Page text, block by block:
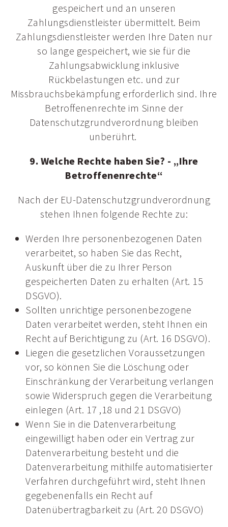
gespeichert und an unseren
Zahlungsdienstleister übermittelt. Beim
Zahlungsdienstleister werden Ihre Daten nur
so lange gespeichert, wie sie für die
Zahlungsabwicklung inklusive
Rückbelastungen etc. und zur
Missbrauchsbekämpfung erforderlich sind. Ihre
Betroffenenrechte im Sinne der
Datenschutzgrundverordnung bleiben
unberührt.
9. Welche Rechte haben Sie? - „Ihre
Betroffenenrechte“
Nach der EU-Datenschutzgrundverordnung
stehen Ihnen folgende Rechte zu:
Werden Ihre personenbezogenen Daten
verarbeitet, so haben Sie das Recht,
Auskunft über die zu Ihrer Person
gespeicherten Daten zu erhalten (Art. 15
DSGVO).
Sollten unrichtige personenbezogene
Daten verarbeitet werden, steht Ihnen ein
Recht auf Berichtigung zu (Art. 16 DSGVO).
Liegen die gesetzlichen Voraussetzungen
vor, so können Sie die Löschung oder
Einschränkung der Verarbeitung verlangen
sowie Widerspruch gegen die Verarbeitung
einlegen (Art. 17 ,18 und 21 DSGVO)
Wenn Sie in die Datenverarbeitung
eingewilligt haben oder ein Vertrag zur
Datenverarbeitung besteht und die
Datenverarbeitung mithilfe automatisierter
Verfahren durchgeführt wird, steht Ihnen
gegebenenfalls ein Recht auf
Datenübertragbarkeit zu (Art. 20 DSGVO)